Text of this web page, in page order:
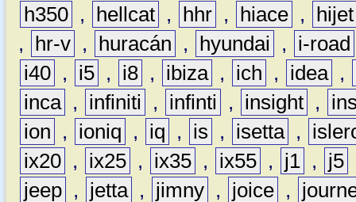
h350 , hellcat , hhr , hiace ,
hijet
,
hr-v , huracán , hyundai ,
i-road
i40 , i5 , i8 , ibiza , ich , idea ,
inca , infiniti , infinti , insight ,
ion
, ioniq , iq , is , isetta ,
ix20 , ix25 , ix35 , ix55 , j1 , j5
jeep , jetta , jimny , joice ,